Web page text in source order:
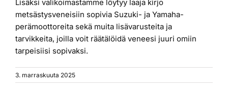
Lisäksi valikoimastamme löytyy laaja kirjo
metsästysveneisiin sopivia Suzuki- ja Yamaha-
perämoottoreita sekä muita lisävarusteita ja
tarvikkeita, joilla voit räätälöidä veneesi juuri omiin
tarpeisiisi sopivaksi.
3. marraskuuta 2025